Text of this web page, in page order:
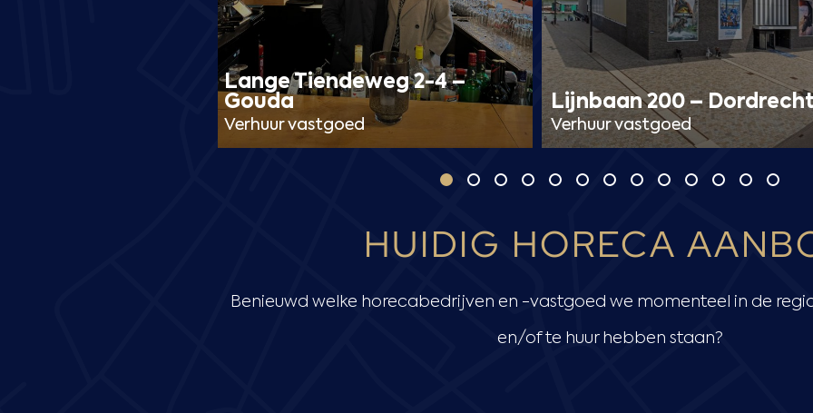
Lange Tiendeweg 2-4 –
Gouda
Verhuur vastgoed
Lijnbaan 200 –
Verhuur vastgoed
HUIDIG HORECA
Benieuwd welke horecabedrijven en -vastgoed we momenteel in de
en/of te huur hebben staan?